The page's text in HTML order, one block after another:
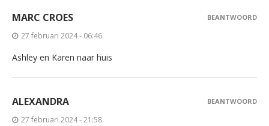
MARC CROES
27 februari 2024 - 06:46
Ashley en Karen naar huis
BEANTWOORD
ALEXANDRA
27 februari 2024 - 21:58
BEANTWOORD